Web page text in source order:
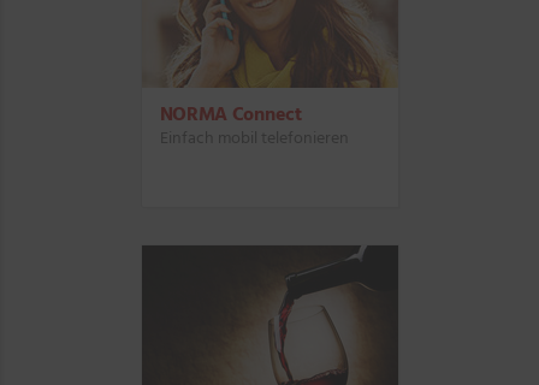
NORMA Connect
Einfach mobil telefonieren